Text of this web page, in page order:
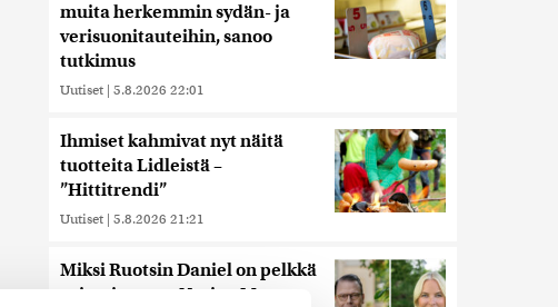
muita herkemmin sydän- ja
verisuonitauteihin, sanoo
tutkimus
Uutiset | 5.8.2026 22:01
Ihmiset kahmivat nyt näitä
tuotteita Lidleistä –
”Hittitrendi”
Uutiset | 5.8.2026 21:21
Miksi Ruotsin Daniel on pelkkä
prinssi, mutta Norjan Mette-